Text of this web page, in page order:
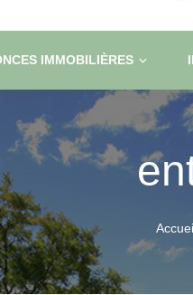
IMMOBILIÈRES